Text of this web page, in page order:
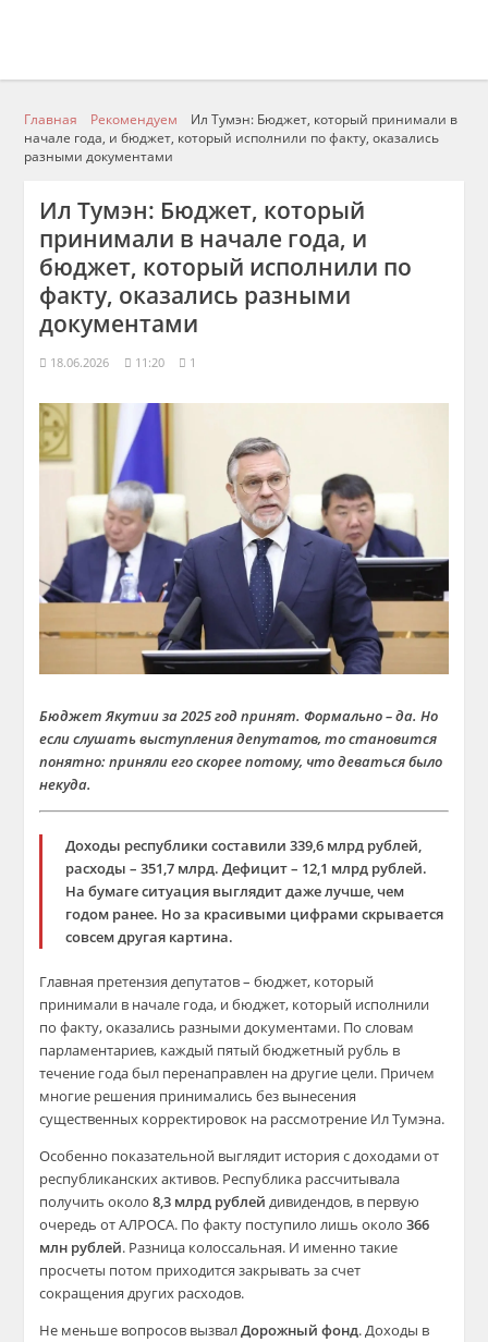
Главная Рекомендуем
Ил Тумэн: Бюджет, который принимали в
начале года, и бюджет, который исполнили по факту, оказались
разными документами
Ил Тумэн: Бюджет, который
принимали в начале года, и
бюджет, который исполнили по
факту, оказались разными
документами
18.06.2026 11:20 1
Бюджет Якутии за 2025 год принят. Формально – да. Но
если слушать выступления депутатов, то становится
понятно: приняли его скорее потому, что деваться было
некуда.
Доходы республики составили 339,6 млрд рублей,
расходы – 351,7 млрд. Дефицит – 12,1 млрд рублей.
На бумаге ситуация выглядит даже лучше, чем
годом ранее. Но за красивыми цифрами скрывается
совсем другая картина.
Главная претензия депутатов – бюджет, который
принимали в начале года, и бюджет, который исполнили
по факту, оказались разными документами. По словам
парламентариев, каждый пятый бюджетный рубль в
течение года был перенаправлен на другие цели. Причем
многие решения принимались без вынесения
существенных корректировок на рассмотрение Ил Тумэна.
Особенно показательной выглядит история с доходами от
республиканских активов. Республика рассчитывала
получить около8,3 млрд рублей дивидендов, в первую
очередь от АЛРОСА. По факту поступило лишь около366
млн рублей. Разница колоссальная. И именно такие
просчеты потом приходится закрывать за счет
сокращения других расходов.
Не меньше вопросов вызвалДорожный фонд. Доходы в